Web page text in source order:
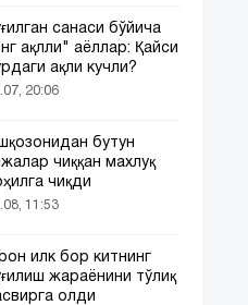
санаси бўйича
ақлли" аёллар: Қайси
ақли кучли?
20:06
бутун
чиққан махлуқ
чиқди
11:53
илк бор китнинг
жараёнини тўлиқ
олди